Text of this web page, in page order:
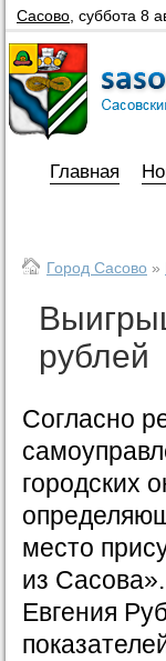
Сасово суббота 8
Главная
Город Сасово »
рублей
Согласно
городских
место
из Сасова».
Евгения